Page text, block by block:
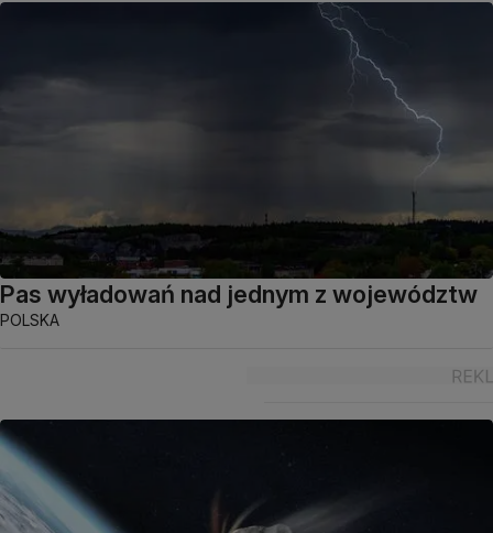
Pas wyładowań nad jednym z województw
POLSKA